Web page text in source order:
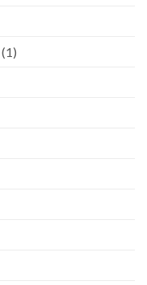
(1)